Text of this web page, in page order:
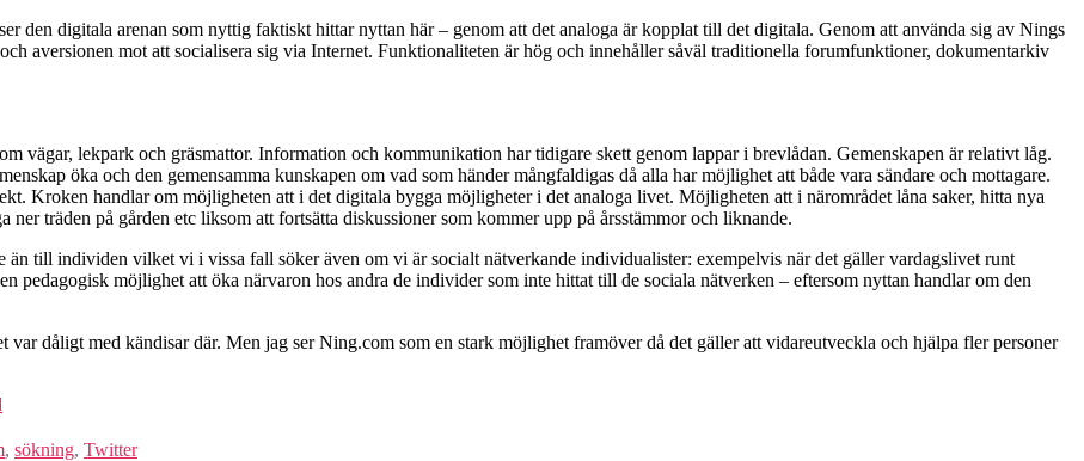
den digitala arenan som nyttig faktiskt hittar nyttan här – genom att det analoga är kopplat till det digitala. Genom att använda sig av Nings
aversionen mot att socialisera sig via Internet. Funktionaliteten är hög och innehåller såväl traditionella forumfunktioner, dokumentarkiv
vägar, lekpark och gräsmattor. Information och kommunikation har tidigare skett genom lappar i brevlådan. Gemenskapen är relativt låg.
öka och den gemensamma kunskapen om vad som händer mångfaldigas då alla har möjlighet att både vara sändare och mottagare.
Kroken handlar om möjligheten att i det digitala bygga möjligheter i det analoga livet. Möjligheten att i närområdet låna saker, hitta nya
träden på gården etc liksom att fortsätta diskussioner som kommer upp på årsstämmor och liknande.
till individen vilket vi i vissa fall söker även om vi är socialt nätverkande individualister: exempelvis när det gäller vardagslivet runt
pedagogisk möjlighet att öka närvaron hos andra de individer som inte hittat till de sociala nätverken – eftersom nyttan handlar om den
dåligt med kändisar där. Men jag ser Ning.com som en stark möjlighet framöver då det gäller att vidareutveckla och hjälpa fler personer
, sökning, Twitter